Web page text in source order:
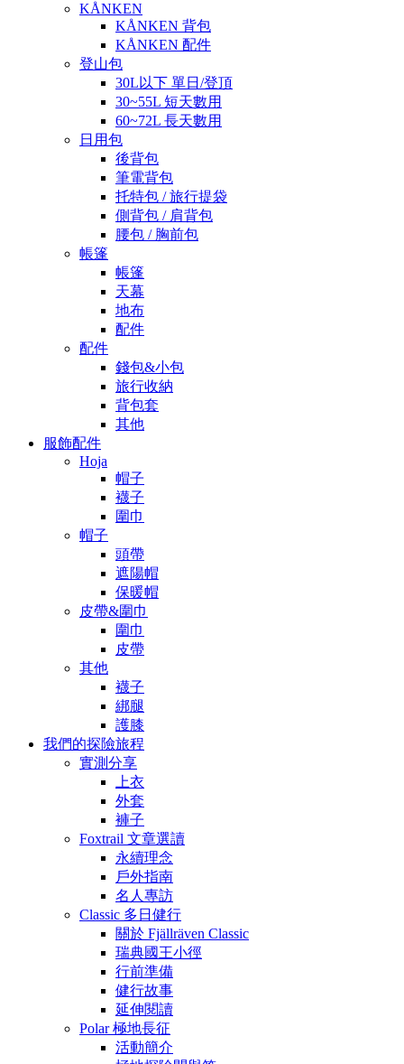
KÅNKEN
KÅNKEN 背包
KÅNKEN 配件
登山包
30L以下 單日/登頂
30~55L 短天數用
60~72L 長天數用
日用包
後背包
筆電背包
托特包 / 旅行提袋
側背包 / 肩背包
腰包 / 胸前包
帳篷
帳篷
天幕
地布
配件
配件
錢包&小包
旅行收納
背包套
其他
服飾配件
Hoja
帽子
襪子
圍巾
帽子
頭帶
遮陽帽
保暖帽
皮帶&圍巾
圍巾
皮帶
其他
襪子
綁腿
護膝
我們的探險旅程
實測分享
上衣
外套
褲子
Foxtrail 文章選讀
永續理念
戶外指南
名人專訪
Classic 多日健行
關於 Fjällräven Classic
瑞典國王小徑
行前準備
健行故事
延伸閱讀
Polar 極地長征
活動簡介